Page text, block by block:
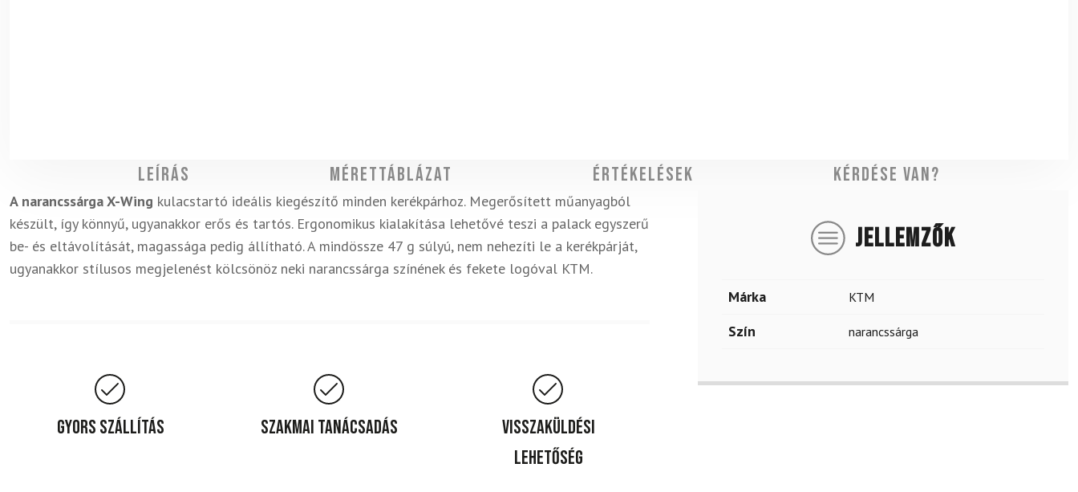
Leírás Mérettáblázat Értékelések Kérdése van?
A narancssárga X-Wing kulacstartó ideális kiegészítő minden kerékpárhoz. Megerősített műanyagból
készült, így könnyű, ugyanakkor erős és tartós. Ergonomikus kialakítása lehetővé teszi a palack egyszerű
be- és eltávolítását, magassága pedig állítható. A mindössze 47 g súlyú, nem nehezíti le a kerékpárját,
ugyanakkor stílusos megjelenést kölcsönöz neki narancssárga színének és fekete logóval KTM.
Gyors szállítás Szakmai tanácsadás
Visszaküldési
lehetőség
JELLEMZŐK
Márka KTM
Szín narancssárga